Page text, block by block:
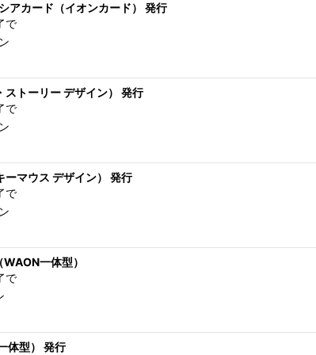
アカード（イオンカード） 発行
で
トーリー デザイン） 発行
で
ーマウス デザイン） 発行
で
一体型）
で
体型） 発行